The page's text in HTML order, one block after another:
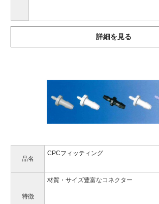
詳細を見る
品名
CPCフィッティング
特徴
材質・サイズ豊富なコネクター